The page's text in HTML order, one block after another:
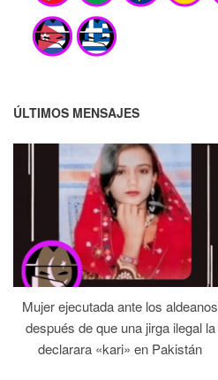
ÚLTIMOS MENSAJES
Mujer ejecutada ante los aldeanos
después de que una jirga ilegal la
declarara «kari» en Pakistán